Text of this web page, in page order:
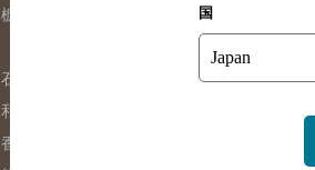
栃木県のバー検索 群馬県のバー検索
埼玉県のバー検索
石川県のバー検索 福井県のバー検索
和歌山県のバー検索
香川県のバー検索
国